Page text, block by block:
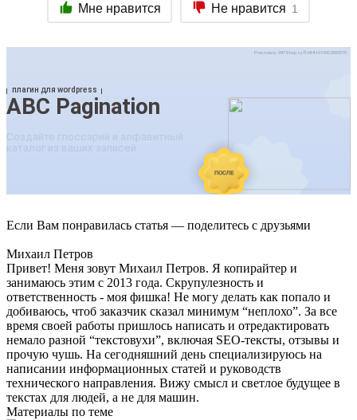
Мне нравится Не нравится 1
Если Вам понравилась статья — поделитесь с друзьями
Михаил Петров
Привет! Меня зовут Михаил Петров. Я копирайтер и
занимаюсь этим с 2013 года. Скрупулезность и
ответственность - моя фишка! Не могу делать как попало и
добиваюсь, чтоб заказчик сказал минимум “неплохо”. За все
время своей работы пришлось написать и отредактировать
немало разной “текстовухи”, включая SEO-тексты, отзывы и
прочую чушь. На сегодняшний день специализируюсь на
написании информационных статей и руководств
технического направления. Вижу смысл и светлое будущее в
текстах для людей, а не для машин.
Материалы по теме